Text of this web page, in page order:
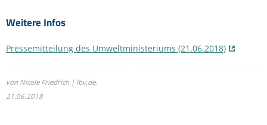
Weitere Infos
Pressemitteilung des Umweltministeriums (21.06.2018)
von Nicole Friedrich | lbv.de,
21.06.2018